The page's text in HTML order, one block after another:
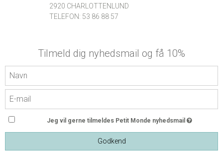
2920 CHARLOTTENLUND
TELEFON: 53 86 88 57
Tilmeld dig nyhedsmail og få 10%
Jeg vil gerne tilmeldes Petit Monde nyhedsmail
Godkend